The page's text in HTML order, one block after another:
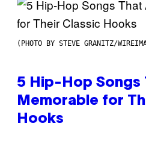
(PHOTO BY STEVE GRANITZ/
5 Hip-Hop Songs
Memorable for
Hooks